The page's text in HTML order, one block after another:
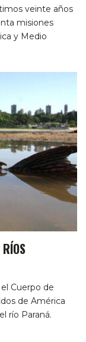
veinte años
misiones
y Medio
Cuerpo de
de América
río Paraná.